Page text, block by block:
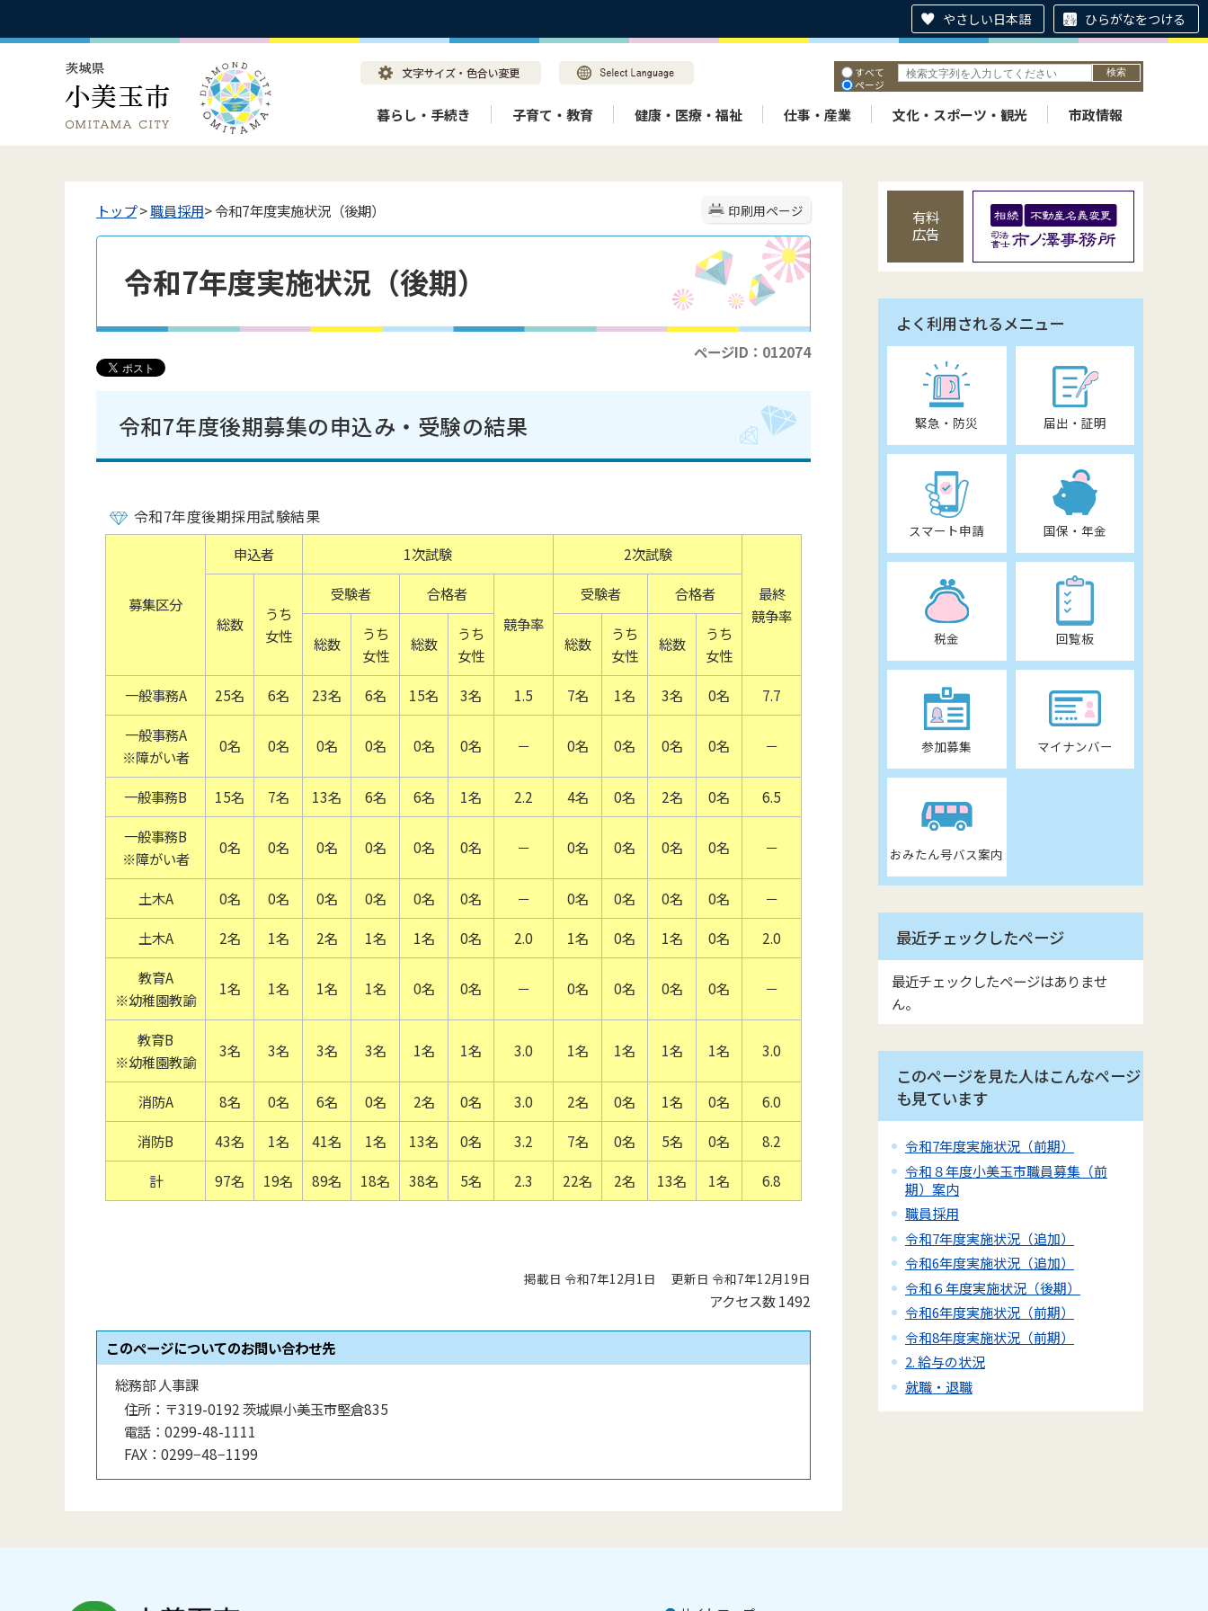
やさしい日本語 ひらがなをつける
すべて
ページ
暮らし・手続き 子育て・教育 健康・医療・福祉 仕事・産業 文化・スポーツ・観光 市政情報
印刷用ページ
トップ>職員採用> 令和7年度実施状況（後期）
令和7年度実施状況（後期）
ページID：012074
令和7年度後期募集の申込み・受験の結果
令和7年度後期採用試験結果
募集区分
申込者 1次試験
2次試験
最終
競争率
総数
うち
女性
受験者
合格者
競争率
受験者 合格者
総数
うち
女性
総数
うち
女性
総数
うち
女性
総数
うち
女性
一般事務A
25名 6名 23名 6名 15名 3名 1.5 7名 1名 3名 0名
7.7
一般事務A
※障がい者
0名 0名 0名 0名 0名 0名 － 0名 0名 0名 0名 －
一般事務B 15名 7名 13名 6名 6名 1名 2.2 4名 0名 2名 0名
6.5
一般事務B
※障がい者
0名 0名 0名 0名 0名 0名 － 0名 0名 0名 0名 －
土木A 0名 0名 0名 0名 0名 0名 － 0名 0名 0名 0名
－
土木A
2名 1名 2名 1名 1名 0名 2.0 1名 0名 1名 0名
2.0
教育A
※幼稚園教諭
1名 1名 1名 1名 0名 0名 － 0名 0名 0名 0名 －
教育B
※幼稚園教諭
3名 3名 3名 3名 1名 1名 3.0 1名 1名 1名 1名 3.0
消防A 8名 0名 6名 0名 2名 0名 3.0 2名 0名 1名 0名
6.0
消防B
43名 1名 41名 1名 13名 0名 3.2 7名 0名 5名 0名
8.2
計
97名 19名 89名 18名 38名 5名 2.3 22名 2名 13名 1名 6.8
掲載日 令和7年12月1日 更新日 令和7年12月19日
アクセス数1492
このページについてのお問い合わせ先
総務部 人事課
住所： 〒319-0192 茨城県小美玉市堅倉835
電話： 0299-48-1111
FAX： 0299−48−1199
有料
広告
よく利用されるメニュー
緊急・防災 届出・証明
スマート申請 国保・年金
税金 回覧板
参加募集 マイナンバー
おみたん号バス案内
最近チェックしたページ
最近チェックしたページはありませ
ん。
このページを見た人はこんなページ
も見ています
令和7年度実施状況（前期）
令和８年度小美玉市職員募集（前
期）案内
職員採用
令和7年度実施状況（追加）
令和6年度実施状況（追加）
令和６年度実施状況（後期）
令和6年度実施状況（前期）
令和8年度実施状況（前期）
2. 給与の状況
就職・退職